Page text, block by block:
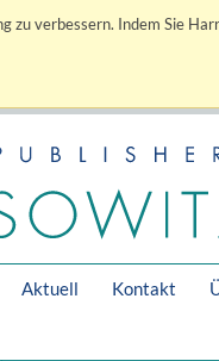
zu verbessern. Indem Sie
Aktuell Kontakt